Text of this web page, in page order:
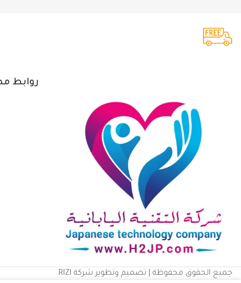
روابط
جميع الحقوق محفوظة | تصميم وتطوير شركة RIZI